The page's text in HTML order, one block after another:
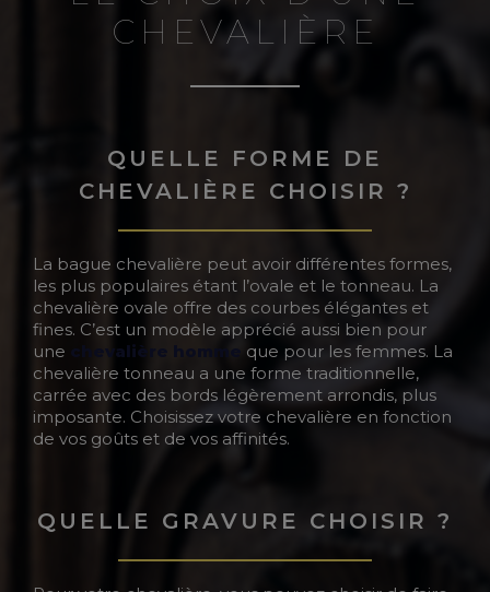
CHEVALIÈRE
QUELLE FORME DE
CHEVALIÈRE CHOISIR ?
La bague chevalière peut avoir différentes formes,
les plus populaires étant l’ovale et le tonneau. La
chevalière ovale offre des courbes élégantes et
fines. C’est un modèle apprécié aussi bien pour
une
chevalière homme
que pour les femmes. La
chevalière tonneau a une forme traditionnelle,
carrée avec des bords légèrement arrondis, plus
imposante. Choisissez votre chevalière en fonction
de vos goûts et de vos affinités.
QUELLE GRAVURE CHOISIR ?